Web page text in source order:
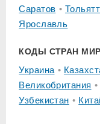
Саратов
Ярославль
КОДЫ СТРАН
Украина
Великобритания
Узбекистан